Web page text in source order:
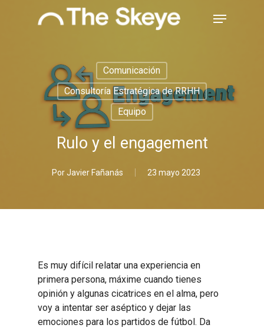
Menu
Comunicación
Consultoría Estratégica de RRHH
Equipo
Rulo y el engagement
PorJavier Fañanás 23 mayo 2023
Es muy difícil relatar una experiencia en
primera persona, máxime cuando tienes
opinión y algunas cicatrices en el alma, pero
voy a intentar ser aséptico y dejar las
emociones para los partidos de fútbol. Da